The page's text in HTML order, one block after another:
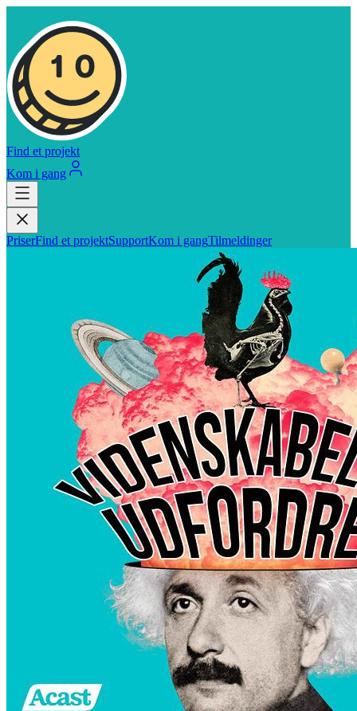
Find et projekt
Kom i gang
PriserFind et projektSupportKom i gangTilmeldinger